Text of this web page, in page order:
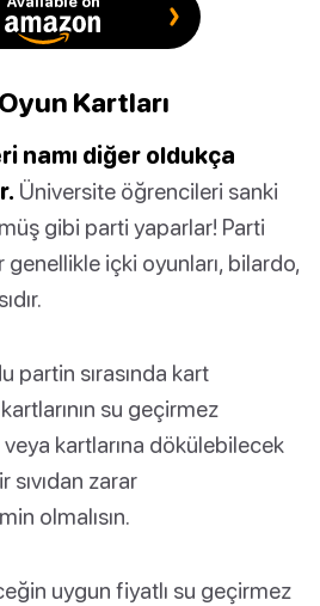
Kartları
namı diğer oldukça
Üniversite öğrencileri sanki
gibi parti yaparlar! Parti
genellikle içki oyunları, bilardo,
partin sırasında kart
su geçirmez
kartlarına dökülebilecek
sıvıdan zarar
olmalısın.
uygun fiyatlı su geçirmez